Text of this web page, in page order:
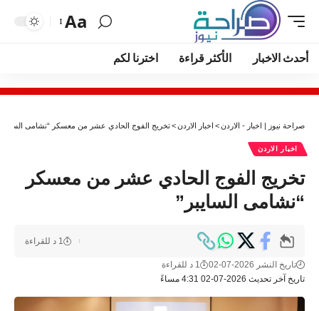
Aa
أحدث الاخبار الأكثر قراءة اخترنا لكم
صراحة نيوز | اخبار - الاردن> اخبار الاردن>تخريج الفوج الحادي عشر من معسكر “نشامى
اخبار الاردن
تخريج الفوج الحادي عشر من معسكر
“نشامى السايبر”
تاريخ آخر تحديث 2026-07-02 4:31 مساءً
تاريخ النشر 2026-07-02 1 د للقراءة
1 د للقراءة